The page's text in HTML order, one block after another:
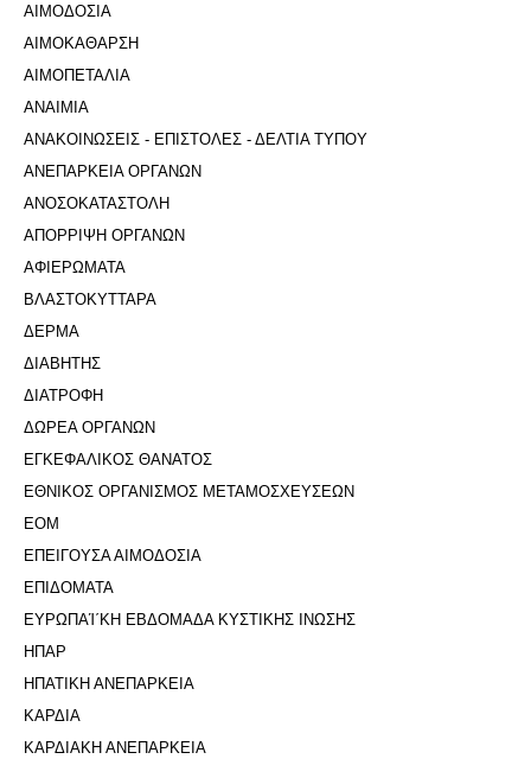
ΑΙΜΟΔΟΣΙΑ
ΑΙΜΟΚΑΘΑΡΣΗ
ΑΙΜΟΠΕΤΑΛΙΑ
ΑΝΑΙΜΙΑ
ΑΝΑΚΟΙΝΩΣΕΙΣ - ΕΠΙΣΤΟΛΕΣ - ΔΕΛΤΙΑ ΤΥΠΟΥ
ΑΝΕΠΑΡΚΕΙΑ ΟΡΓΑΝΩΝ
ΑΝΟΣΟΚΑΤΑΣΤΟΛΗ
ΑΠΟΡΡΙΨΗ ΟΡΓΑΝΩΝ
ΑΦΙΕΡΩΜΑΤΑ
ΒΛΑΣΤΟΚΥΤΤΑΡΑ
ΔΕΡΜΑ
ΔΙΑΒΗΤΗΣ
ΔΙΑΤΡΟΦΗ
ΔΩΡΕΑ ΟΡΓΑΝΩΝ
ΕΓΚΕΦΑΛΙΚΟΣ ΘΑΝΑΤΟΣ
ΕΘΝΙΚΟΣ ΟΡΓΑΝΙΣΜΟΣ ΜΕΤΑΜΟΣΧΕΥΣΕΩΝ
ΕΟΜ
ΕΠΕΙΓΟΥΣΑ ΑΙΜΟΔΟΣΙΑ
ΕΠΙΔΟΜΑΤΑ
ΕΥΡΩΠΑΊ΄ΚΗ ΕΒΔΟΜΑΔΑ ΚΥΣΤΙΚΗΣ ΙΝΩΣΗΣ
ΗΠΑΡ
ΗΠΑΤΙΚΗ ΑΝΕΠΑΡΚΕΙΑ
ΚΑΡΔΙΑ
ΚΑΡΔΙΑΚΗ ΑΝΕΠΑΡΚΕΙΑ